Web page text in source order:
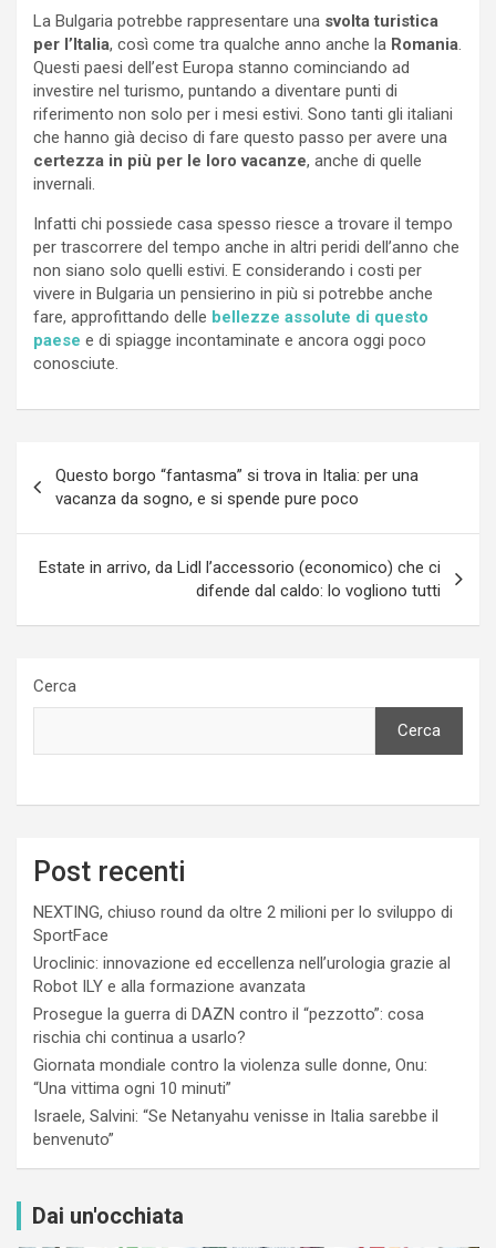
La Bulgaria potrebbe rappresentare una svolta turistica
per l’Italia, così come tra qualche anno anche la Romania.
Questi paesi dell’est Europa stanno cominciando ad
investire nel turismo, puntando a diventare punti di
riferimento non solo per i mesi estivi. Sono tanti gli italiani
che hanno già deciso di fare questo passo per avere una
certezza in più per le loro vacanze, anche di quelle
invernali.
Infatti chi possiede casa spesso riesce a trovare il tempo
per trascorrere del tempo anche in altri peridi dell’anno che
non siano solo quelli estivi. E considerando i costi per
vivere in Bulgaria un pensierino in più si potrebbe anche
fare, approfittando delle bellezze assolute di questo
paese e di spiagge incontaminate e ancora oggi poco
conosciute.
articoli
Questo borgo “fantasma” si trova in Italia: per una
vacanza da sogno, e si spende pure poco
Estate in arrivo, da Lidl l’accessorio (economico) che ci
difende dal caldo: lo vogliono tutti
Cerca
Cerca
Post recenti
NEXTING, chiuso round da oltre 2 milioni per lo sviluppo di
SportFace
Uroclinic: innovazione ed eccellenza nell’urologia grazie al
Robot ILY e alla formazione avanzata
Prosegue la guerra di DAZN contro il “pezzotto”: cosa
rischia chi continua a usarlo?
Giornata mondiale contro la violenza sulle donne, Onu:
“Una vittima ogni 10 minuti”
Israele, Salvini: “Se Netanyahu venisse in Italia sarebbe il
benvenuto”
Dai un'occhiata